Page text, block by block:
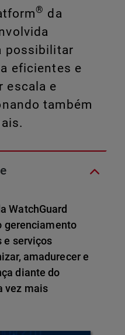
® da
possibilitar
eficientes e
escala e
também
WatchGuard
gerenciamento
e serviços
amadurecer e
diante do
vez mais